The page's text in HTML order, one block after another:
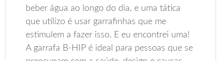
beber água ao longo do dia, e uma tática
que utilizo é usar garrafinhas que me
estimulem a fazer isso. E eu encontrei uma!
A garrafa B-HIP é ideal para pessoas que se